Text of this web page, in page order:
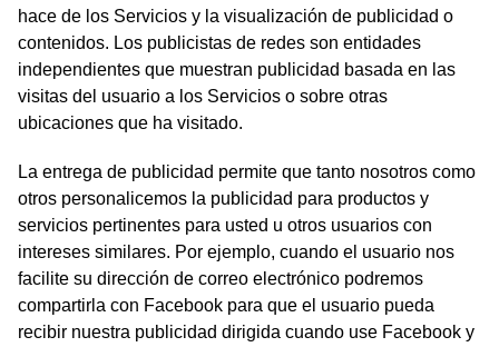
hace de los Servicios y la visualización de publicidad o
contenidos. Los publicistas de redes son entidades
independientes que muestran publicidad basada en las
visitas del usuario a los Servicios o sobre otras
ubicaciones que ha visitado.
La entrega de publicidad permite que tanto nosotros como
otros personalicemos la publicidad para productos y
servicios pertinentes para usted u otros usuarios con
intereses similares. Por ejemplo, cuando el usuario nos
facilite su dirección de correo electrónico podremos
compartirla con Facebook para que el usuario pueda
recibir nuestra publicidad dirigida cuando use Facebook y